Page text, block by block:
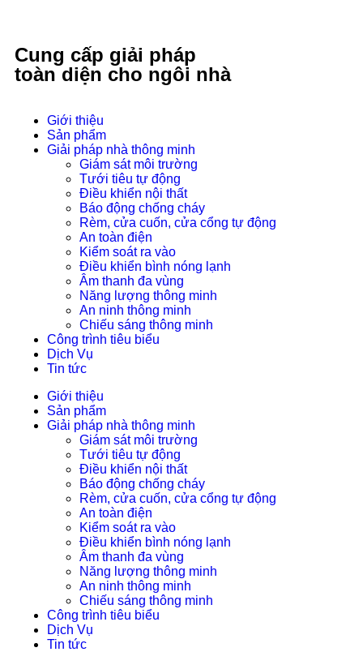
Cung cấp giải pháp
toàn diện cho ngôi nhà
Giới thiệu
Sản phẩm
Giải pháp nhà thông minh
Giám sát môi trường
Tưới tiêu tự động
Điều khiển nội thất
Báo động chống cháy
Rèm, cửa cuốn, cửa cổng tự động
An toàn điện
Kiểm soát ra vào
Điều khiển bình nóng lạnh
Âm thanh đa vùng
Năng lượng thông minh
An ninh thông minh
Chiếu sáng thông minh
Công trình tiêu biểu
Dịch Vụ
Tin tức
Giới thiệu
Sản phẩm
Giải pháp nhà thông minh
Giám sát môi trường
Tưới tiêu tự động
Điều khiển nội thất
Báo động chống cháy
Rèm, cửa cuốn, cửa cổng tự động
An toàn điện
Kiểm soát ra vào
Điều khiển bình nóng lạnh
Âm thanh đa vùng
Năng lượng thông minh
An ninh thông minh
Chiếu sáng thông minh
Công trình tiêu biểu
Dịch Vụ
Tin tức